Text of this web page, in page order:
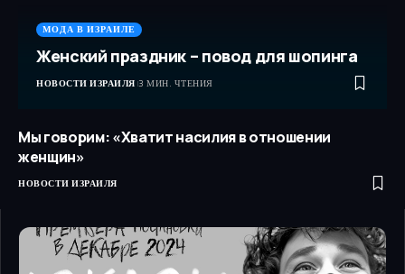
МОДА В ИЗРАИЛЕ
Женский праздник – повод для шопинга
НОВОСТИ ИЗРАИЛЯ 3 МИН. ЧТЕНИЯ
Мы говорим: «Хватит насилия в отношении
женщин»
НОВОСТИ ИЗРАИЛЯ